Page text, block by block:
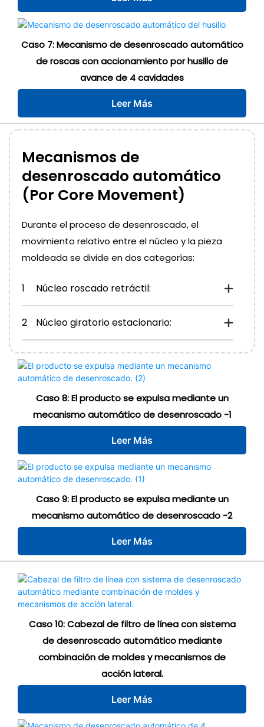
Caso 7: Mecanismo de desenroscado automático
de roscas con accionamiento por husillo de
avance de 4 cavidades
Leer Más
Mecanismos de
desenroscado automático
(Por Core Movement)
Durante el proceso de desenroscado, el
movimiento relativo entre el núcleo y la pieza
moldeada se divide en dos categorías:
1 Núcleo roscado retráctil:
2 Núcleo giratorio estacionario:
Caso 8: El producto se expulsa mediante un
mecanismo automático de desenroscado -1
Leer Más
Caso 9: El producto se expulsa mediante un
mecanismo automático de desenroscado -2
Leer Más
Caso 10: Cabezal de filtro de línea con sistema
de desenroscado automático mediante
combinación de moldes y mecanismos de
acción lateral.
Leer Más